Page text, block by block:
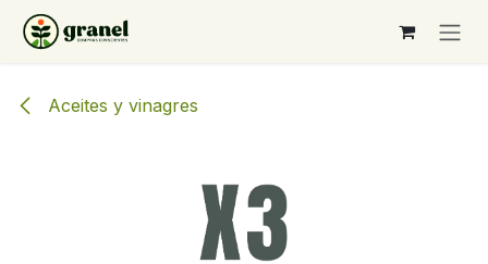
Ir al contenido
Aceites y vinagres